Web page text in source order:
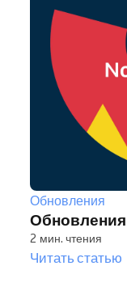
Обновления
Обновления
2 мин. чтения
Читать статью